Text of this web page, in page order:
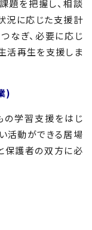
題を把握し、相談
況に応じた支援計
なぎ、必要に応じ
活再生を支援しま
)
の学習支援をはじ
活動ができる居場
保護者の双方に必